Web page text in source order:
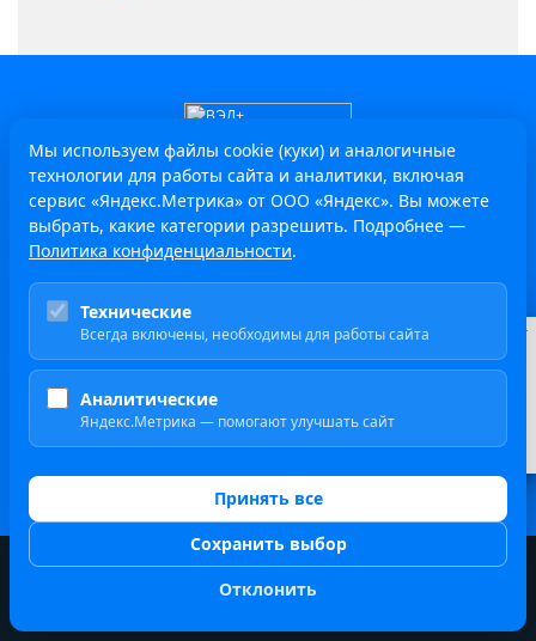
НАШ ТЕЛЕГРАМ-КАНАЛ – ДЛЯ ТЕХ, КТО
ЖИВЁТ МЕЖДУНАРОДНОЙ ТОРГОВЛЕЙ!
Актуальные новости из сферы ВЭД, лайфхаки по
логистике, таможне и работе с документами.
Расскажем, как улучшать внешнеэкономические
процессы с юмором.
Мы используем файлы cookie (куки) и аналогичные
технологии для работы сайта и аналитики, включая
сервис «Яндекс.Метрика» от ООО «Яндекс». Вы можете
выбрать, какие категории разрешить. Подробнее —
Политика конфиденциальности.
Технические
Всегда включены, необходимы для работы сайта
Аналитические
Яндекс.Метрика — помогают улучшать сайт
Принять все
Сохранить выбор
Отклонить
Курсы валют
82.16 ₽
¥ 12.16 ₽